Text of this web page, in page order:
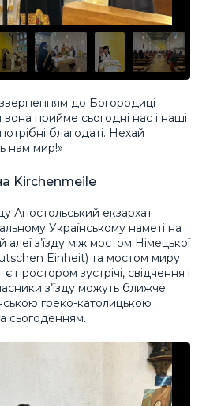
до Богородиці
прийме сьогодні нас і наші
благодаті. Нехай
нам мир!»
Kirchenmeile
Апостольський екзархат
Українському наметі на
з’їзду між мостом Німецької
Einheit) та мостом миру
простором зустрічі, свідчення і
з’їзду можуть ближче
греко-католицькою
сьогоденням.